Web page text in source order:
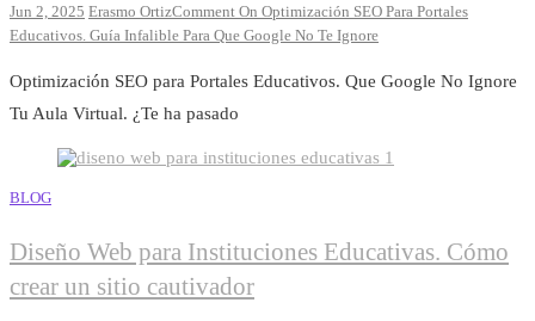
Jun 2, 2025 Erasmo OrtizComment On Optimización SEO Para Portales
Educativos. Guía Infalible Para Que Google No Te Ignore
Optimización SEO para Portales Educativos. Que Google No Ignore
Tu Aula Virtual. ¿Te ha pasado
BLOG
Diseño Web para Instituciones Educativas. Cómo
crear un sitio cautivador